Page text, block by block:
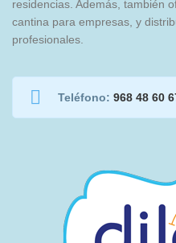
residencias. Además, también
cantina para empresas, y
profesionales.
Teléfono: 968 48 60